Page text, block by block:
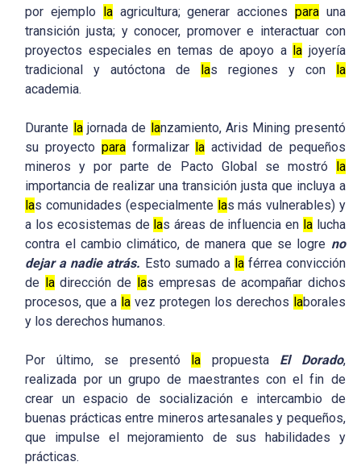
por ejemplo
laagricultura; generar acciones parauna
transición justa; y conocer, promover e interactuar con
proyectos especiales en temas de apoyo a la joyería
tradicional y autóctona de
las regiones y con
la
academia.
Durante lajornada de lanzamiento, Aris Mining presentó
su proyecto paraformalizar la actividad de pequeños
mineros y por parte de Pacto Global se mostró
la
importancia de realizar una transición justa que incluya a
las comunidades (especialmente las más vulnerables) y
a los ecosistemas de las áreas de influencia en lalucha
contra el cambio climático, de manera que se logre no
dejar a nadie atrás. Esto sumado a laférrea convicción
de ladirección de las empresas de acompañar dichos
procesos, que a la vez protegen los derechos laborales
y los derechos humanos.
Por último, se presentó la propuesta El Dorado,
realizada por un grupo de maestrantes con el fin de
crear un espacio de socialización e intercambio de
buenas prácticas entre mineros artesanales y pequeños,
que impulse el mejoramiento de sus habilidades y
prácticas.